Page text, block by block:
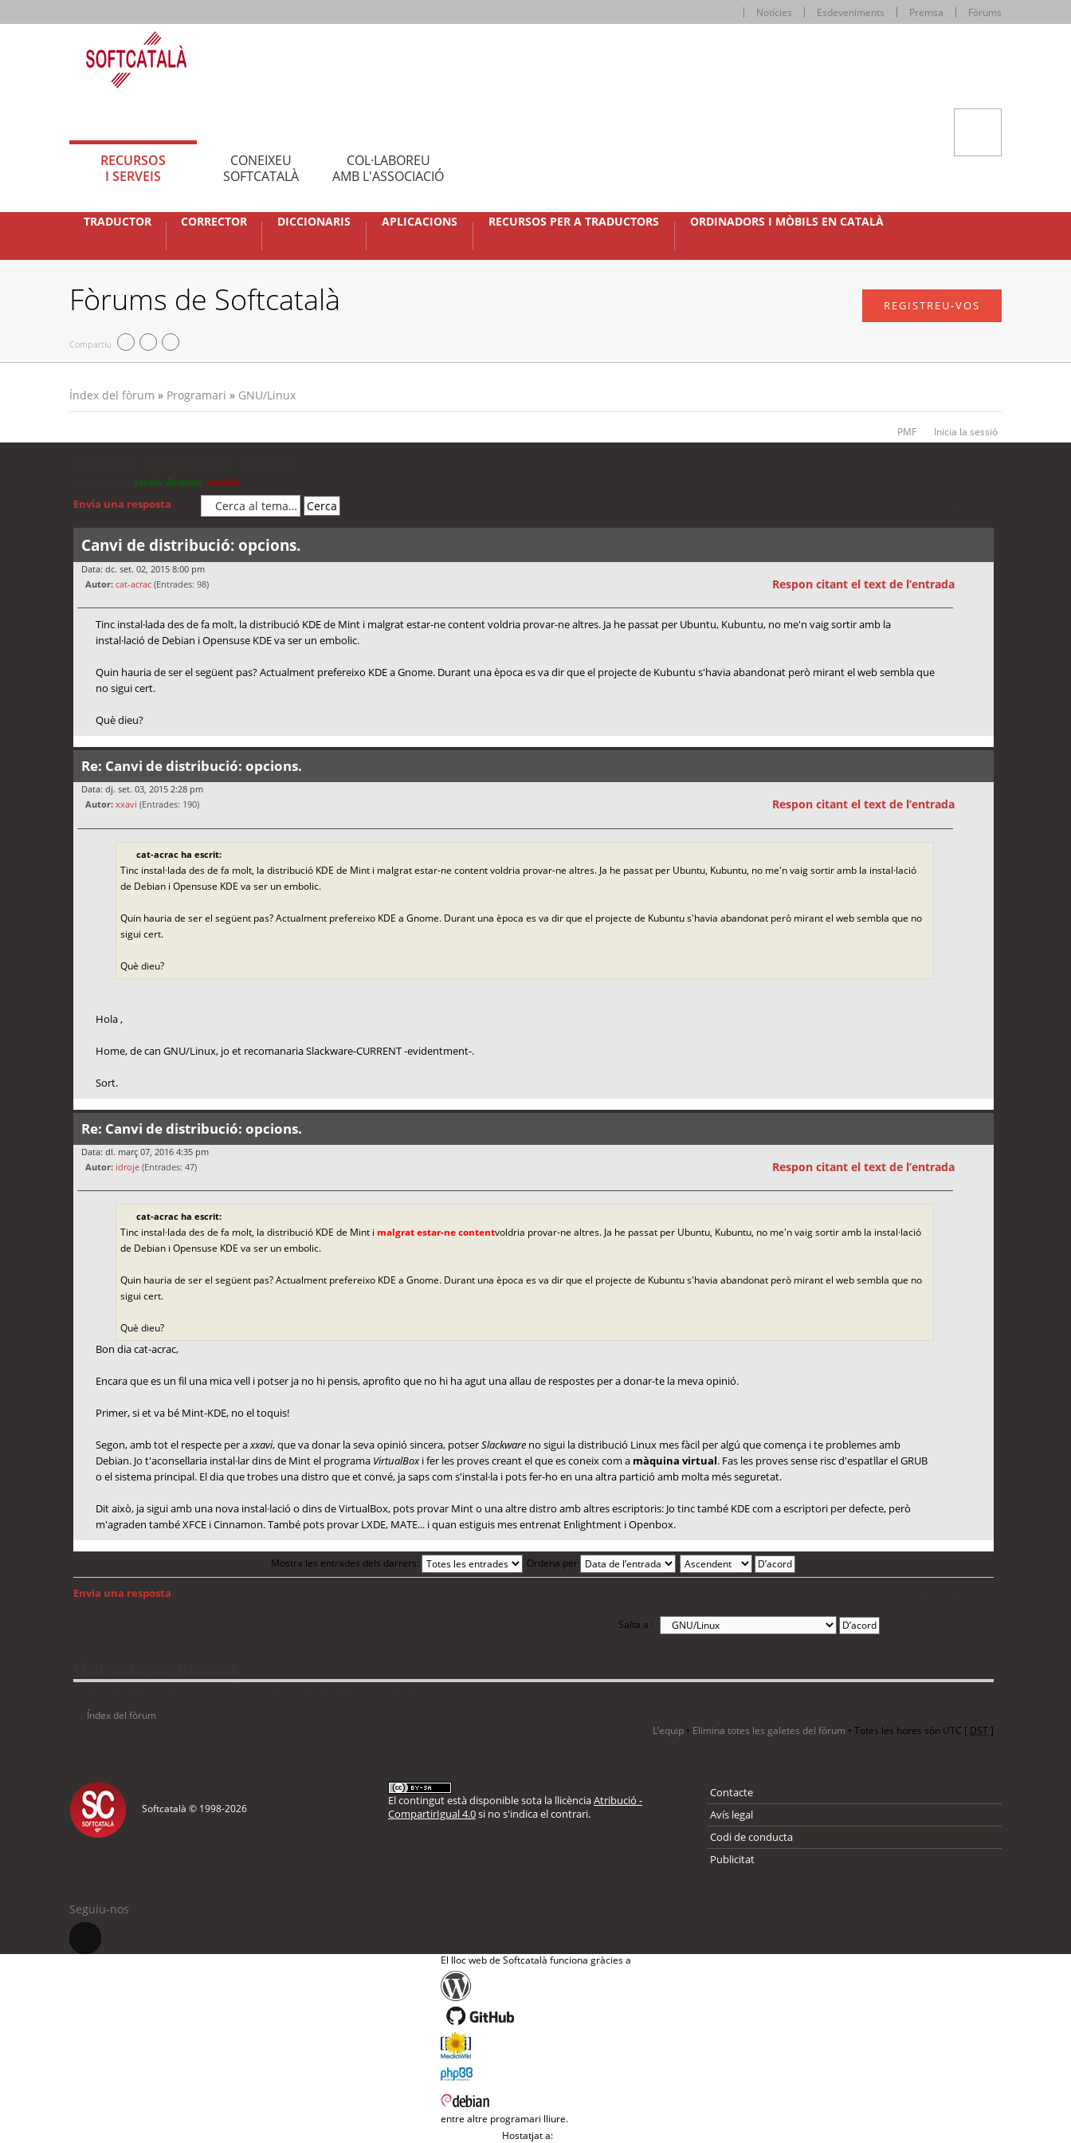
Notícies Esdeveniments Premsa Fòrums
RECURSOS
I SERVEIS
CONEIXEU
SOFTCATALÀ
COL·LABOREU
AMB L'ASSOCIACIÓ
TRADUCTOR CORRECTOR DICCIONARIS APLICACIONS RECURSOS PER A TRADUCTORS ORDINADORS I MÒBILS EN CATALÀ
Fòrums de Softcatalà
Compartiu
REGISTREU-VOS
Índex del fòrum » Programari » GNU/Linux
PMF Inicia la sessió
jordis Andreu cubells
Envia una resposta
Canvi de distribució: opcions.
Data: dc. set. 02, 2015 8:00 pm
Autor: cat-acrac (Entrades: 98) Respon citant el text de l’entrada
Tinc instal·lada des de fa molt, la distribució KDE de Mint i malgrat estar-ne content voldria provar-ne altres. Ja he passat per Ubuntu, Kubuntu, no me'n vaig sortir amb la
instal·lació de Debian i Opensuse KDE va ser un embolic.
Quin hauria de ser el següent pas? Actualment prefereixo KDE a Gnome. Durant una època es va dir que el projecte de Kubuntu s'havia abandonat però mirant el web sembla que
no sigui cert.
Què dieu?
Re: Canvi de distribució: opcions.
Data: dj. set. 03, 2015 2:28 pm
Autor: xxavi (Entrades: 190) Respon citant el text de l’entrada
cat-acrac ha escrit:
Tinc instal·lada des de fa molt, la distribució KDE de Mint i malgrat estar-ne content voldria provar-ne altres. Ja he passat per Ubuntu, Kubuntu, no me'n vaig sortir amb la instal·lació
de Debian i Opensuse KDE va ser un embolic.
Quin hauria de ser el següent pas? Actualment prefereixo KDE a Gnome. Durant una època es va dir que el projecte de Kubuntu s'havia abandonat però mirant el web sembla que no
sigui cert.
Què dieu?
Hola ,
Home, de can GNU/Linux, jo et recomanaria Slackware-CURRENT -evidentment-.
Sort.
Re: Canvi de distribució: opcions.
Data: dl. març 07, 2016 4:35 pm
Autor: idroje (Entrades: 47) Respon citant el text de l’entrada
cat-acrac ha escrit:
Tinc instal·lada des de fa molt, la distribució KDE de Mint i malgrat estar-ne contentvoldria provar-ne altres. Ja he passat per Ubuntu, Kubuntu, no me'n vaig sortir amb la instal·lació
de Debian i Opensuse KDE va ser un embolic.
Quin hauria de ser el següent pas? Actualment prefereixo KDE a Gnome. Durant una època es va dir que el projecte de Kubuntu s'havia abandonat però mirant el web sembla que no
sigui cert.
Què dieu?
Bon dia cat-acrac,
Encara que es un fil una mica vell i potser ja no hi pensis, aprofito que no hi ha agut una allau de respostes per a donar-te la meva opinió.
Primer, si et va bé Mint-KDE, no el toquis!
Segon, amb tot el respecte per axxavi, que va donar la seva opinió sincera, potserSlackwareno sigui la distribució Linux mes fàcil per algú que comença i te problemes amb
Debian. Jo t'aconsellaria instal·lar dins de Mint el programa VirtualBoxi fer les proves creant el que es coneix com a màquina virtual. Fas les proves sense risc d'espatllar el GRUB
o el sistema principal. El dia que trobes una distro que et convé, ja saps com s'instal·la i pots fer-ho en una altra partició amb molta més seguretat.
Dit això, ja sigui amb una nova instal·lació o dins de VirtualBox, pots provar Mint o una altre distro amb altres escriptoris: Jo tinc també KDE com a escriptori per defecte, però
m'agraden també XFCE i Cinnamon. També pots provar LXDE, MATE... i quan estiguis mes entrenat Enlightment i Openbox.
Mostra les entrades dels darrers: Ordena per
Envia una resposta
Salta a :
Índex del fòrum
L’equip • Elimina totes les galetes del fòrum • Totes les hores són UTC [ DST]
Softcatalà © 1998-2026
El contingut està disponible sota la llicènciaAtribució -
CompartirIgual 4.0si no s'indica el contrari.
Contacte
Avís legal
Codi de conducta
Publicitat
Seguiu-nos
El lloc web de Softcatalà funciona gràcies a
entre altre programari lliure.
Hostatjat a: